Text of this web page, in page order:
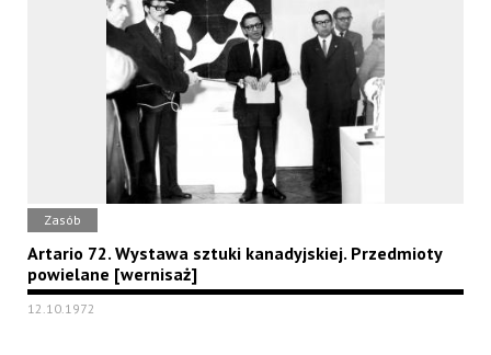
Zasób
Artario 72. Wystawa sztuki kanadyjskiej. Przedmioty
powielane [wernisaż]
12.10.1972